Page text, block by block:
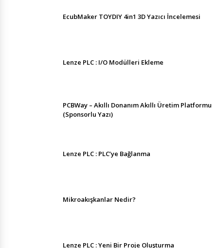
EcubMaker TOYDIY 4in1 3D Yazıcı İncelemesi
Lenze PLC : I/O Modülleri Ekleme
PCBWay – Akıllı Donanım Akıllı Üretim Platformu
(Sponsorlu Yazı)
Lenze PLC : PLC’ye Bağlanma
Mikroakışkanlar Nedir?
Lenze PLC : Yeni Bir Proje Oluşturma